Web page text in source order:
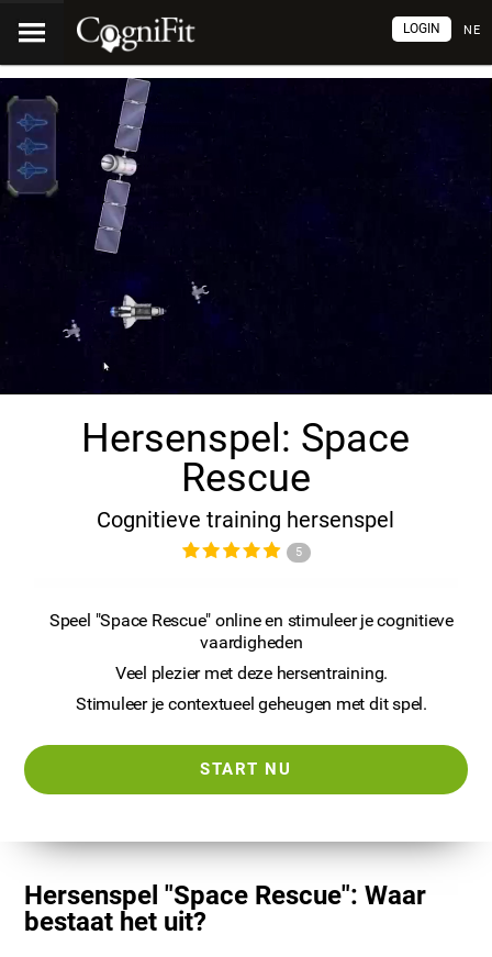
NE
LOGIN
Hersenspel: Space
Rescue
Cognitieve training hersenspel
5
Speel "Space Rescue" online en stimuleer je cognitieve
vaardigheden
Veel plezier met deze hersentraining.
Stimuleer je contextueel geheugen met dit spel.
START NU
Hersenspel "Space Rescue": Waar
bestaat het uit?